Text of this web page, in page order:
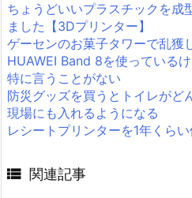
ちょうどいいプラスチックを成
ました【3Dプリンター】
ゲーセンのお菓子タワーで乱獲
HUAWEI Band 8を使っている
特に言うことがない
防災グッズを買うとトイレがど
現場にも入れるようになる
レシートプリンターを1年くら
 関連記事